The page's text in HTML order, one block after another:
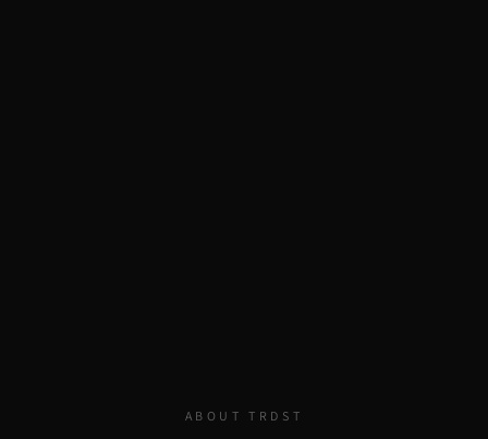
ABOUT TRDST